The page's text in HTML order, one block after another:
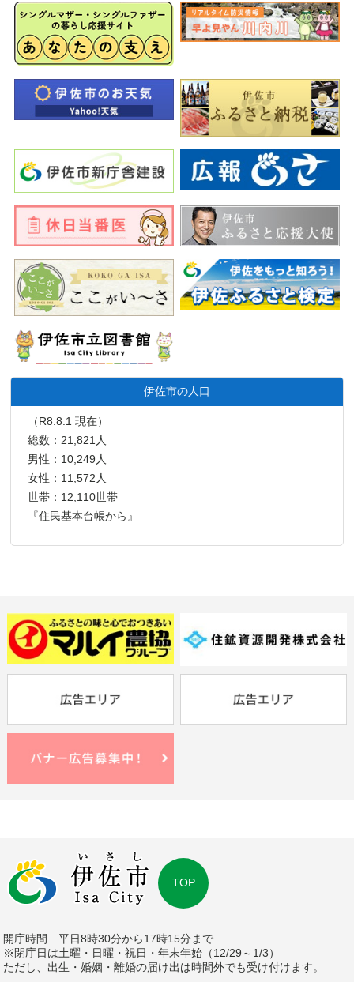
伊佐市の人口
（R8.8.1 現在）
総数：21,821人
男性：10,249人
女性：11,572人
世帯：12,110世帯
『住民基本台帳から』
TOP
開庁時間 平日8時30分から17時15分まで
※閉庁日は土曜・日曜・祝日・年末年始（12/29～1/3）
ただし、出生・婚姻・離婚の届け出は時間外でも受け付けます。